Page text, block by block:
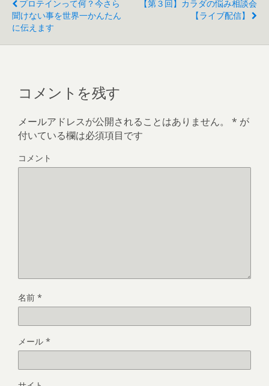
プロテインって何？今さら
聞けない事を世界一かんたん
に伝えます
【第３回】カラダの悩み相談会
【ライブ配信】
コメントを残す
メールアドレスが公開されることはありません。 * が
付いている欄は必須項目です
コメント
名前 *
メール *